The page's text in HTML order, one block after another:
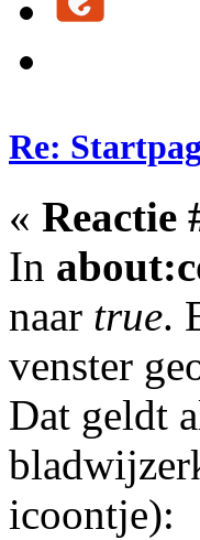
Re:
« Reactie
In
naar true.
venster
Dat geldt
icoontje):